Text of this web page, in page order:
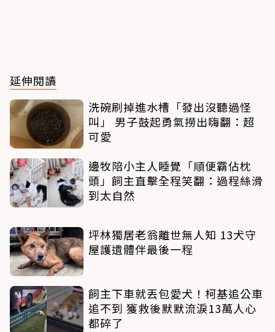
延伸閱讀
洗碗刷掉進水槽「發出沒聽過怪
叫」 男子鼓起勇氣撈出嗨翻：超
可愛
邊牧陪小主人睡覺「順便霸佔枕
頭」飼主直擊全程笑翻：過程絲滑
到太自然
坪林獨居老翁離世無人知 13犬守
屋護遺體伴最後一程
飼主下車就丟包愛犬！柯基追公車
追不到 獲救後默默流淚13萬人心
都碎了